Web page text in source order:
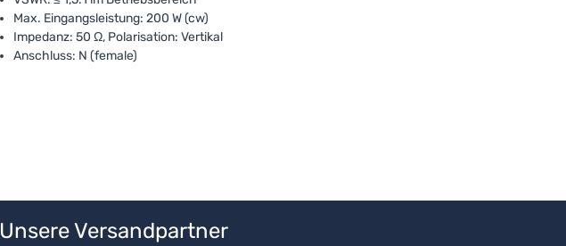
Max. Eingangsleistung: 200 W (cw)
Impedanz: 50 Ω, Polarisation: Vertikal
Anschluss: N (female)
Unsere Versandpartner